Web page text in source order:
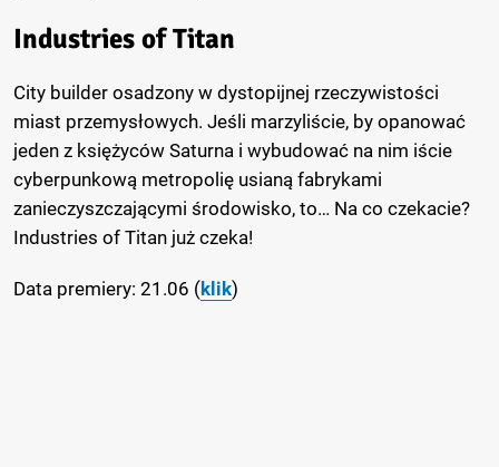
Industries of Titan
City builder osadzony w dystopijnej rzeczywistości
miast przemysłowych. Jeśli marzyliście, by opanować
jeden z księżyców Saturna i wybudować na nim iście
cyberpunkową metropolię usianą fabrykami
zanieczyszczającymi środowisko, to… Na co czekacie?
Industries of Titan już czeka!
Data premiery: 21.06 (klik)